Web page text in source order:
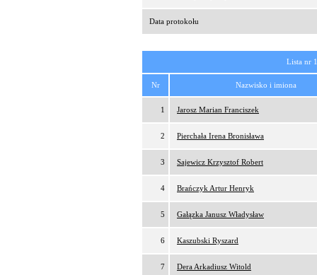
Data protokołu
Lista nr
Nr Nazwisko i imiona
1 Jarosz Marian Franciszek
2 Pierchała Irena Bronisława
3 Sajewicz Krzysztof Robert
4 Brańczyk Artur Henryk
5 Gałązka Janusz Władysław
6 Kaszubski Ryszard
7 Dera Arkadiusz Witold